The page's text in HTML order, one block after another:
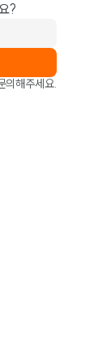
?
의해주세요.